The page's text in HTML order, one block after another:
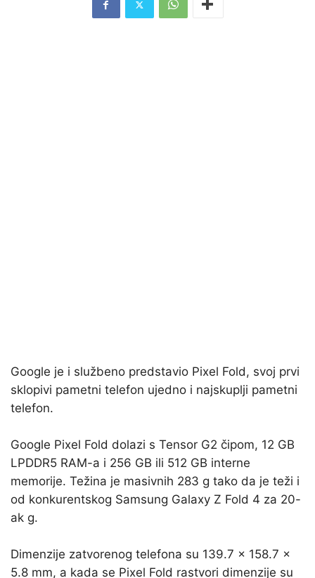
Google je i službeno predstavio Pixel Fold, svoj prvi
sklopivi pametni telefon ujedno i najskuplji pametni
telefon.
Google Pixel Fold dolazi s Tensor G2 čipom, 12 GB
LPDDR5 RAM-a i 256 GB ili 512 GB interne
memorije. Težina je masivnih 283 g tako da je teži i
od konkurentskog Samsung Galaxy Z Fold 4 za 20-
ak g.
Dimenzije zatvorenog telefona su 139.7 x 158.7 x
5.8 mm, a kada se Pixel Fold rastvori dimenzije su